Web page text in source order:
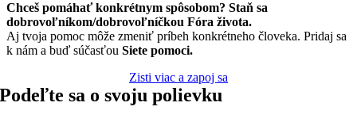
Chceš pomáhať konkrétnym spôsobom? Staň sa
dobrovoľníkom/dobrovoľníčkou Fóra života.
Aj tvoja pomoc môže zmeniť príbeh konkrétneho človeka. Pridaj sa
k nám a buď súčasťou Siete pomoci.
Zisti viac a zapoj sa
Podeľte sa o svoju polievku